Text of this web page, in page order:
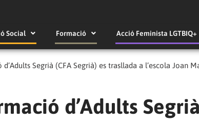
Social Formació Acció Feminista LGTBIQ+
Segrià (CFA Segrià) es trasllada a l’escola Joan
d’Adults